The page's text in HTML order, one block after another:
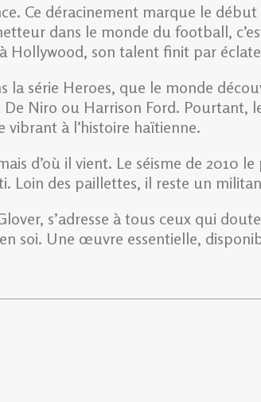
Ce déracinement marque le
dans le monde du football,
Hollywood, son talent finit par
la série Heroes, que le monde
Niro ou Harrison Ford.
vibrant à l’histoire haïtienne.
d’où il vient. Le séisme de
des paillettes, il reste un
s’adresse à tous ceux qui
soi. Une œuvre essentielle,